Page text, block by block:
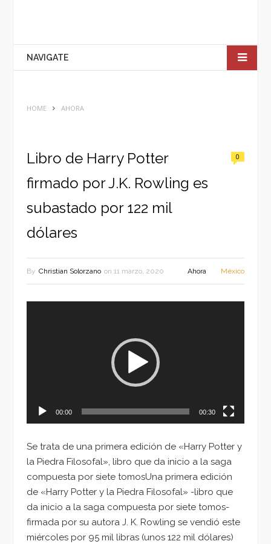
NAVIGATE
HOME AHORA
Libro de Harry Potter
firmado por J.K. Rowling es
subastado por 122 mil
dólares
0
By Christian Solorzano on 11 marzo, 2020 Ahora México
00:00 00:30
Se trata de una primera edición de «Harry Potter y
la Piedra Filosofal», libro que da inicio a la saga
compuesta por siete tomosUna primera edición
de «Harry Potter y la Piedra Filosofal» -libro que
da inicio a la saga compuesta por siete tomos-
firmada por su autora J. K. Rowling se vendió este
miércoles por 95 mil libras (unos 122 mil dólares)